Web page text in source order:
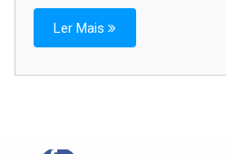
Ler Mais